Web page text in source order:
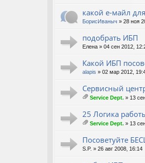
какой е-майл
БорисИваныч » 28 ноя
подобрать ИБП
Елена » 04 сен 2012,
Какой ИБП
alapis » 02 мар 2012,
Сервисный
ло
ж
ен
ия
Service Dept. » 13
25 Логика
ло
ж
ия
Service Dept. » 13
Посоветуйте
S.P. » 26 авг 2008, 16:14